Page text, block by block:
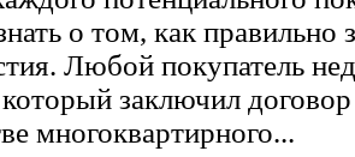
о том, как правильно
Любой покупатель
заключил
многоквартирного...